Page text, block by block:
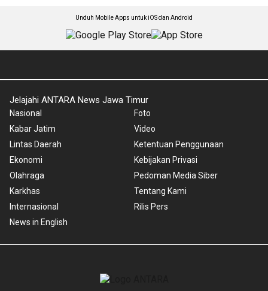
Unduh Mobile Apps untuk iOS dan Android
Jelajahi ANTARA News Jawa Timur
Nasional
Kabar Jatim
Lintas Daerah
Ekonomi
Olahraga
Karkhas
Internasional
News in English
Foto
Video
Ketentuan Penggunaan
Kebijakan Privasi
Pedoman Media Siber
Tentang Kami
Rilis Pers